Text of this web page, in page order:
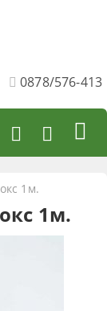
0878/576-413
1м.
1м.